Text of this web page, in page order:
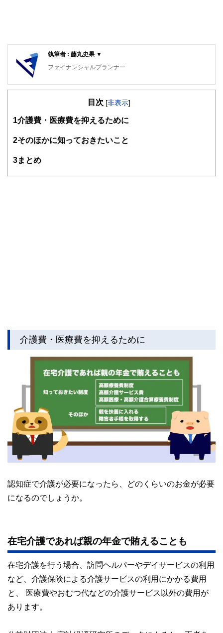
執筆者 : 藤丸史果 ▼
ファイナンシャルプランナー
相続、投資信託など、身近なファイナンスを中心に活動して
目次 [非表示]
1介護費・医療費を抑えるために
2そのほかに知っておきたいこと
3まとめ
介護費・医療費を抑えるために
認知症で介護が必要になったら、どのくらいのお金が必要
になるのでしょうか。
在宅介護であれば親の年金で賄えることも
在宅介護を行う場合、訪問ヘルパーやデイサービスの利用
など、介護保険による介護サービスの利用にかかる費用
と、 医療費やおむつ代などの介護サービス以外の費用が
あります。